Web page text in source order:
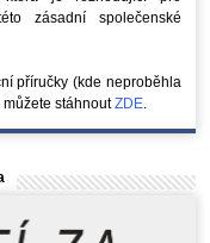
zásadní společenské
příručky (kde neproběhla
stáhnoutZDE.